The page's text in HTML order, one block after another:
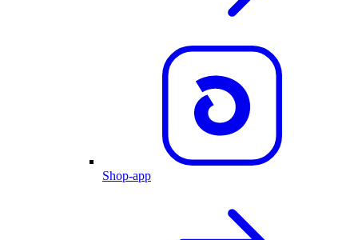
Shop-app